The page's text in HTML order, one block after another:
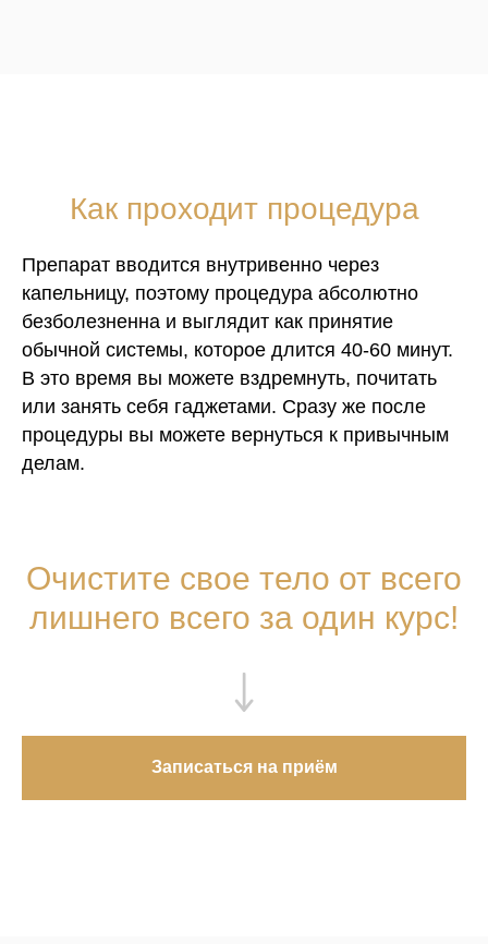
Как проходит процедура
Препарат вводится внутривенно через
капельницу, поэтому процедура абсолютно
безболезненна и выглядит как принятие
обычной системы, которое длится 40-60 минут.
В это время вы можете вздремнуть, почитать
или занять себя гаджетами. Сразу же после
процедуры вы можете вернуться к привычным
делам.
Очистите свое тело от всего
лишнего всего за один курс!
Записаться на приём